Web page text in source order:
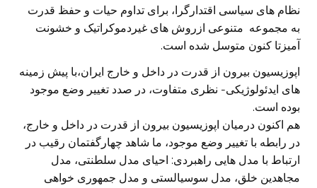
نظام های سیاسی اقتدارگرا، برای تداوم حیات و حفظ قدرت
به مجموعه متنوعی ازروش های غیردموکراتیک و خشونت
آمیزتا کنون متوسل شده است.
اپوزیسیون بیرون از قدرت در داخل و خارج ایران،با پیش زمینه
های ایدئولوژیکی- نظری متفاوت، در صدد تغییر وضع موجود
بوده است.
هم اکنون درمیان اپوزیسیون بیرون از قدرت در داخل و خارج،
در رابطه با تغییر وضع موجود، ما شاهد چهارگفتمان رقیب در
ارتباط با مدل هایی راهبردی: احیای مدل سلطنتی، مدل
مجاهدین خلق، مدل سوسیالستی و مدل جمهوری خواهی